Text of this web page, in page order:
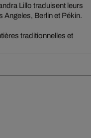
Lillo traduisent leurs
Angeles, Berlin et Pékin.
traditionnelles et